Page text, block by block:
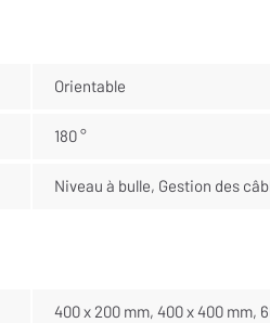
Orientable
180 °
Niveau à bulle, Gestion des
400 x 200 mm, 400 x 400 mm,